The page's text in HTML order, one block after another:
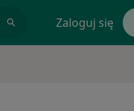
Zaloguj się